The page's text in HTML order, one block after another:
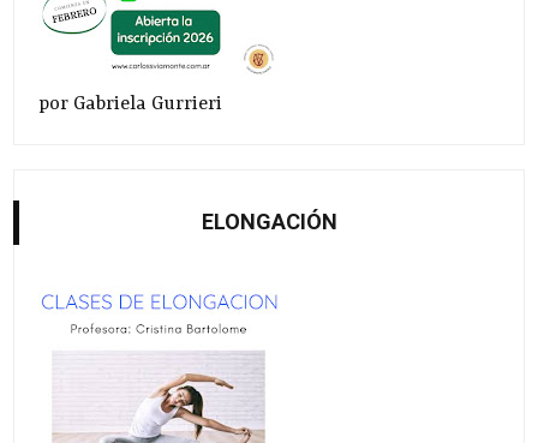
por Gabriela Gurrieri
ELONGACIÓN